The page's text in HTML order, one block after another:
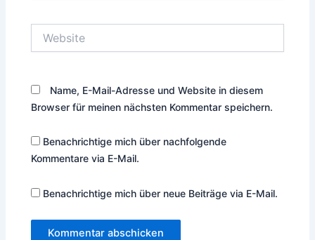
Name, E-Mail-Adresse und Website in diesem
Browser für meinen nächsten Kommentar speichern.
Benachrichtige mich über nachfolgende
Kommentare via E-Mail.
Benachrichtige mich über neue Beiträge via E-Mail.